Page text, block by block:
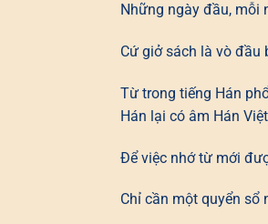
Những ngày đầu, mỗi
Cứ giở sách là vò đầu
Từ trong tiếng Hán
Hán lại có âm Hán
Để việc nhớ từ mới
Chỉ cần một quyển